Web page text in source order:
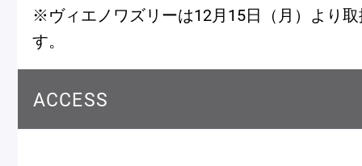
※ヴィエノワズリーは12月15日（月）より
す。
ACCESS